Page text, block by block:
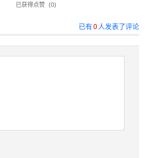
已获得点赞 (0)
已有0人发表了评论